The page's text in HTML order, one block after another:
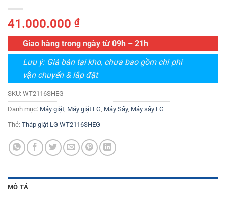
41.000.000 ₫
Giao hàng trong ngày từ 09h – 21h
Lưu ý: Giá bán tại kho, chưa bao gồm chi phí
vận chuyển & lắp đặt
SKU: WT2116SHEG
Danh mục: Máy giặt, Máy giặt LG, Máy Sấy, Máy sấy LG
Thẻ: Tháp giặt LG WT2116SHEG
MÔ TẢ